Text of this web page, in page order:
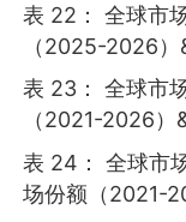
表 22： 全球市
（2025-2026）
表 23： 全球市
（2021-2026）
表 24： 全球市
场份额（2021-